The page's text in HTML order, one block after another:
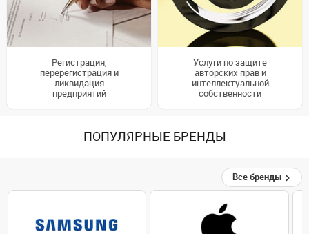
Регистрация,
перерегистрация и
ликвидация
предприятий
Услуги по защите
авторских прав и
интеллектуальной
собственности
ПОПУЛЯРНЫЕ БРЕНДЫ
Все бренды